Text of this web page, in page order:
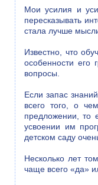
Мои усилия и
пересказывать
стала лучше
Известно, что
особенности его
вопросы.
Если запас
всего того, о
предложении, то
усвоении им
детском саду
Несколько лет
чаще всего «да»